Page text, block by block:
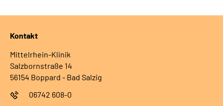
Kontakt
Mittelrhein-Klinik
Salzbornstraße 14
56154 Boppard - Bad Salzig
06742 608-0